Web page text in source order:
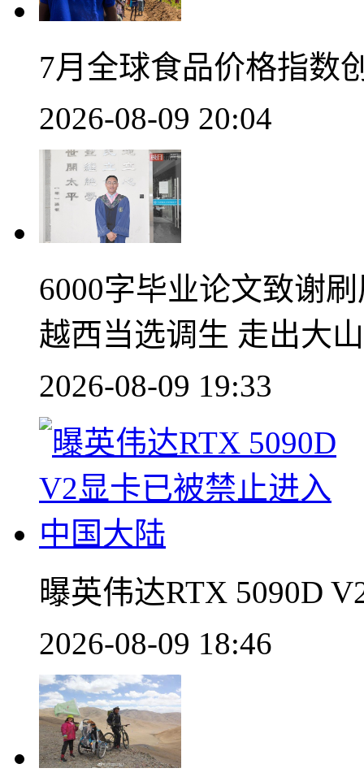
7月全球食品价格指数
2026-08-09 20:04
6000字毕业论文致谢
越西当选调生 走出大
2026-08-09 19:33
曝英伟达RTX 5090D
2026-08-09 18:46